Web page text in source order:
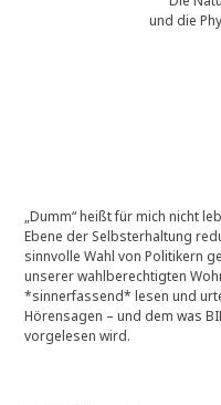
und die
„Dumm“ heißt für mich nicht
Ebene der Selbsterhaltung
sinnvolle Wahl von Politikern
unserer wahlberechtigten
*sinnerfassend* lesen und
Hörensagen – und dem was
vorgelesen wird.